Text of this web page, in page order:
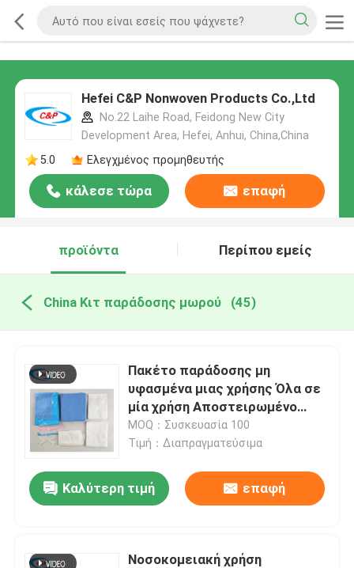
Hefei C&P Nonwoven Products Co.,Ltd
No.22 Laihe Road, Feidong New City
Development Area, Hefei, Anhui, China,China
5.0
Ελεγχμένος προμηθευτής
κάλεσε τώρα επαφή
προϊόντα Περίπου εμείς
China Κιτ παράδοσης μωρού (45)
Πακέτο παράδοσης μη
υφασμένα μιας χρήσης Όλα σε
μία χρήση Αποστειρωμένο
μαιευτικό χειρουργικό κιτ μιας
χρήσης για φυσικό τοκετό
MOQ：Συσκευασία 100
Τιμή：Διαπραγματεύσιμα
Καλύτερη τιμή επαφή
Νοσοκομειακή χρήση